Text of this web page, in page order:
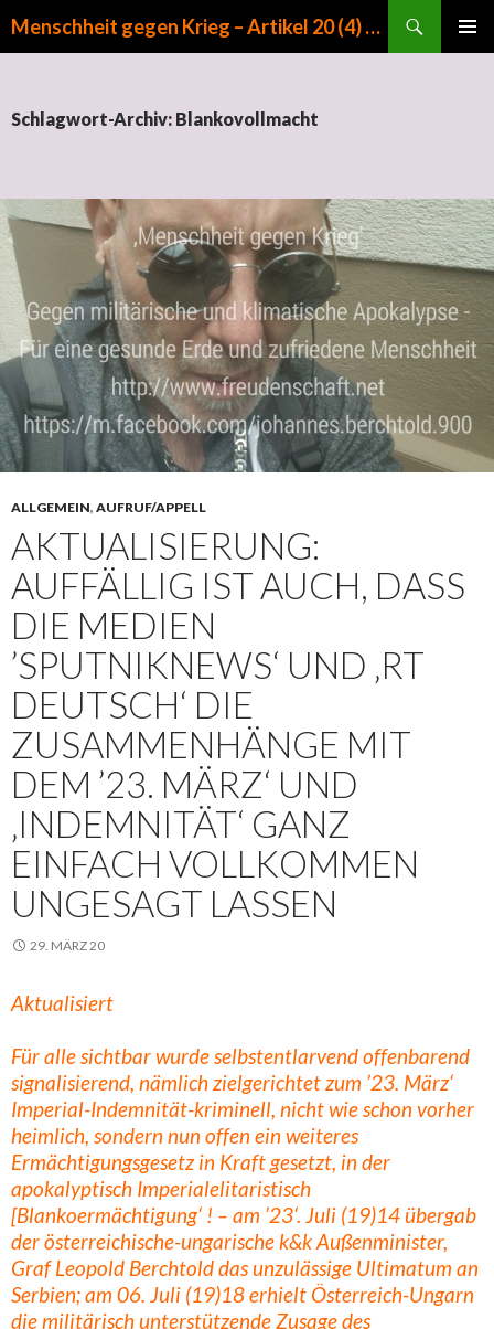
Menschheit gegen Krieg – Artikel 20 (4) GG
Schlagwort-Archiv: Blankovollmacht
ALLGEMEIN, AUFRUF/APPELL
AKTUALISIERUNG:
AUFFÄLLIG IST AUCH, DASS
DIE MEDIEN
’SPUTNIKNEWS‘ UND ‚RT
DEUTSCH‘ DIE
ZUSAMMENHÄNGE MIT
DEM ’23. MÄRZ‘ UND
‚INDEMNITÄT‘ GANZ
EINFACH VOLLKOMMEN
UNGESAGT LASSEN
29. MÄRZ 20
Aktualisiert
Für alle sichtbar wurde selbstentlarvend offenbarend
signalisierend, nämlich zielgerichtet zum ’23. März‘
Imperial-Indemnität-kriminell, nicht wie schon vorher
heimlich, sondern nun offen ein weiteres
Ermächtigungsgesetz in Kraft gesetzt, in der
apokalyptisch Imperialelitaristisch
[Blankoermächtigung‘ ! – am ’23‘. Juli (19)14 übergab
der österreichische-ungarische k&k Außenminister,
Graf Leopold Berchtold das unzulässige Ultimatum an
Serbien; am 06. Juli (19)18 erhielt Österreich-Ungarn
die militärisch unterstützende Zusage des